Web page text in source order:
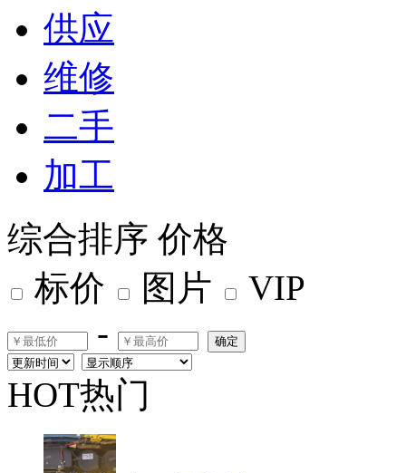
供应
维修
二手
加工
综合排序 价格
标价
图片
VIP
-
确定
HOT热门